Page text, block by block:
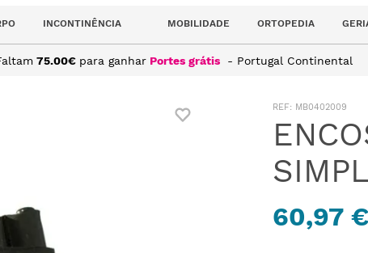
INCONTINÊNCIA MOBILIDADE ORTOPEDIA
75.00€ para ganhar Portes grátis - Portugal Continental
SIMPLES
: MB0402009
60,97 €